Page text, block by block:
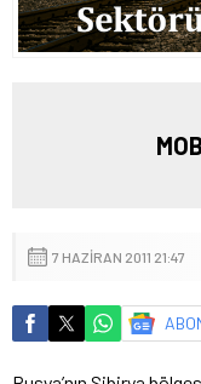
7 HAZIRAN 2011 21:47